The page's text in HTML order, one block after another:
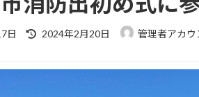
日
最
新
2024年2月20日 管理者アカウ